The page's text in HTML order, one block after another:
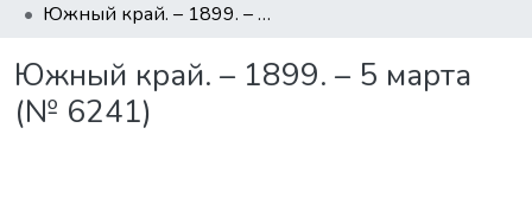
Южный край. – 1899. – 5 марта (№ 6241)
Южный край. – 1899. – 5 марта
(№ 6241)